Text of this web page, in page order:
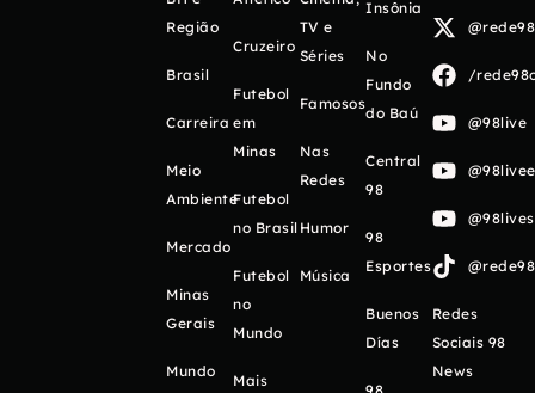
Região
Brasil
Carreira
Meio
Ambiente
Mercado
Minas
Gerais
Mundo
Cruzeiro
Futebol
em
Minas
Futebol
no Brasil
Futebol
no
Mundo
Mais
TV e
Séries
Famosos
Nas
Redes
Humor
Música
Insônia
No
Fundo
do Baú
Central
98
98
Esportes
Buenos
Días
/
@98live
Redes
Sociais 98
News